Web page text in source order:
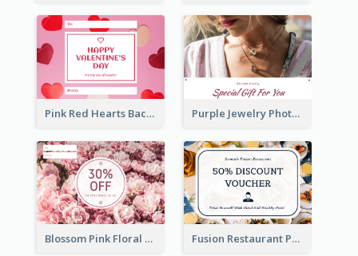
Pink Red Hearts Background Valentine's Day Gift Card Purple Jewelry Photo Special Gift For You Gift Card
Blossom Pink Floral Photo Flower Shop Gift Card Fusion Restaurant Photo Food Discount Gift Card